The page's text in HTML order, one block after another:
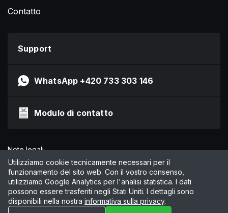
Contatto
Support
WhatsApp +420 733 303 146
Modulo di contatto
Note legali
Informativa sulla privacy
CGC
Gestisci cookie
© 2026 by Online Marketing Solutions AG
Utilizziamo cookie tecnicamente necessari per il
funzionamento del sito web. Con il vostro consenso,
utilizziamo Google Analytics per l'analisi statistica. I dati
possono essere trasferiti negli Stati Uniti. I dettagli sono
disponibili nella nostra informativa sulla privacy.